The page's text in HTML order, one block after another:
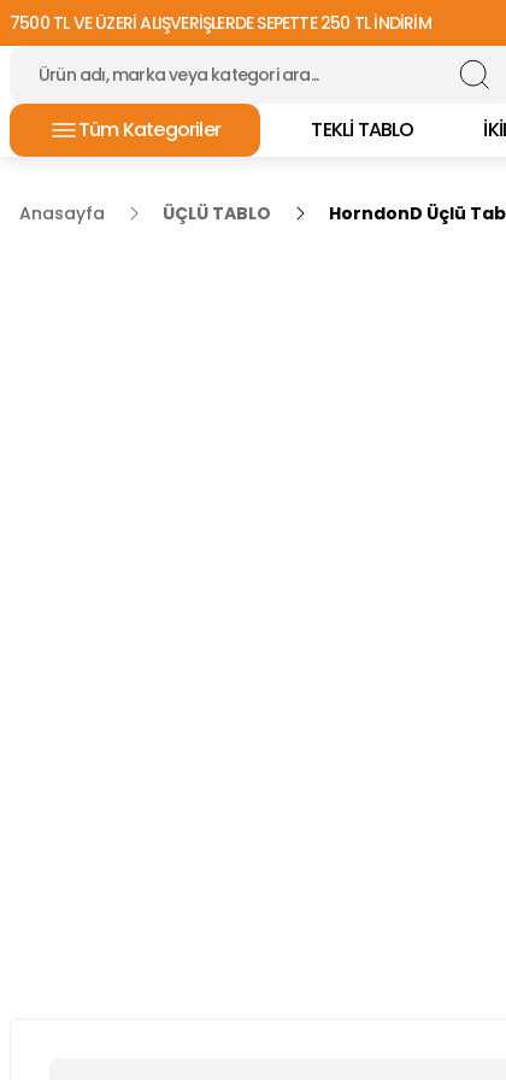
7500 TL VE ÜZERİ ALIŞVERİŞLERDE SEPETTE 250 TL İNDİRİM
Tüm Kategoriler TEKLİ TABLO
Anasayfa ÜÇLÜ TABLO HorndonD Üçlü